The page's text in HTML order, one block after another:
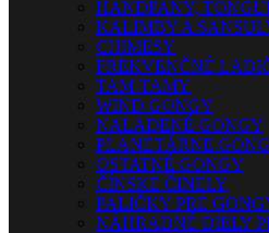
HANDPANY,
KALIMBY A
CHIMESY
FREKVENČNÉ
TAM-TAMY
WIND GONGY
NALADENÉ GONGY
PLANETÁRNE
OSTATNÉ GONGY
ČÍNSKE ČINELY
PALIČKY PRE
NÁHRADNÉ DIELY